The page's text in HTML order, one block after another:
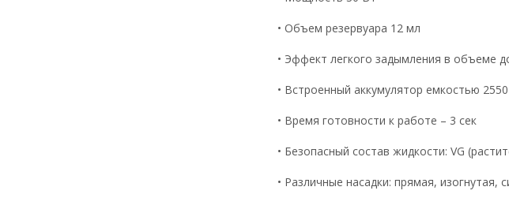
• Объем резервуара 12 мл
• Эффект легкого задымления в объеме
• Встроенный аккумулятор емкостью
• Время готовности к работе – 3 сек
• Безопасный состав жидкости: VG
• Различные насадки: прямая,